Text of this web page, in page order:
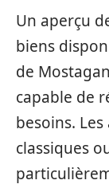
Un aperçu
biens
de
capable de
besoins.
classiques